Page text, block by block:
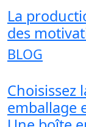
La
des
BLOG
Choisissez
emballage